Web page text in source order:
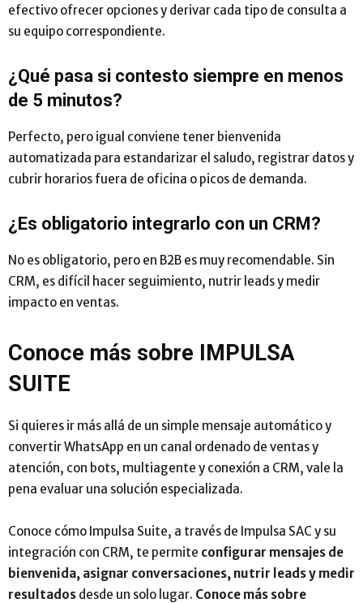
efectivo ofrecer opciones y derivar cada tipo de consulta a
su equipo correspondiente.
¿Qué pasa si contesto siempre en menos
de 5 minutos?
Perfecto, pero igual conviene tener bienvenida
automatizada para estandarizar el saludo, registrar datos y
cubrir horarios fuera de oficina o picos de demanda.
¿Es obligatorio integrarlo con un CRM?
No es obligatorio, pero en B2B es muy recomendable. Sin
CRM, es difícil hacer seguimiento, nutrir leads y medir
impacto en ventas.
Conoce más sobre IMPULSA
SUITE
Si quieres ir más allá de un simple mensaje automático y
convertir WhatsApp en un canal ordenado de ventas y
atención, con bots, multiagente y conexión a CRM, vale la
pena evaluar una solución especializada.
Conoce cómo Impulsa Suite, a través de Impulsa SAC y su
integración con CRM, te permite configurar mensajes de
bienvenida, asignar conversaciones, nutrir leads y medir
resultados desde un solo lugar. Conoce más sobre